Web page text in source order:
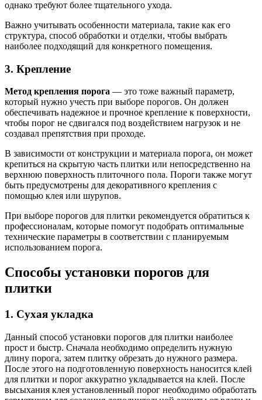
однако требуют более тщательного ухода.
Важно учитывать особенности материала, такие как его
структура, способ обработки и отделки, чтобы выбрать
наиболее подходящий для конкретного помещения.
3. Крепление
Метод крепления порога — это тоже важный параметр,
который нужно учесть при выборе порогов. Он должен
обеспечивать надежное и прочное крепление к поверхности,
чтобы порог не сдвигался под воздействием нагрузок и не
создавал препятствия при проходе.
В зависимости от конструкции и материала порога, он может
крепиться на скрытую часть плитки или непосредственно на
верхнюю поверхность плиточного пола. Пороги также могут
быть предусмотрены для декоративного крепления с
помощью клея или шурупов.
При выборе порогов для плитки рекомендуется обратиться к
профессионалам, которые помогут подобрать оптимальные
технические параметры в соответствии с планируемым
использованием порога.
Способы установки порогов для
плитки
1. Сухая укладка
Данный способ установки порогов для плитки наиболее
прост и быстр. Сначала необходимо определить нужную
длину порога, затем плитку обрезать до нужного размера.
После этого на подготовленную поверхность наносится клей
для плитки и порог аккуратно укладывается на клей. После
высыхания клея установленный порог необходимо обработать